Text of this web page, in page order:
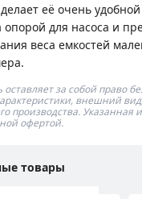
её очень
для насоса и
веса емкостей
за собой право
внешний
производства.
офертой.
товары